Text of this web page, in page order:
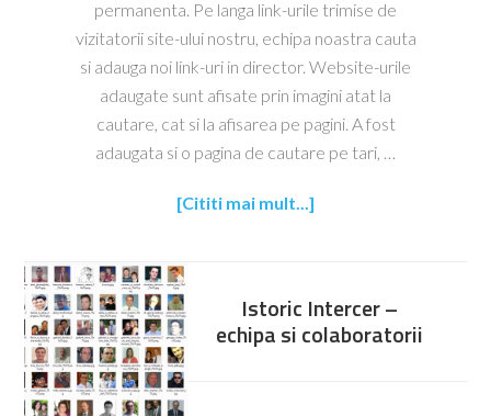
permanenta. Pe langa link-urile trimise de
vizitatorii site-ului nostru, echipa noastra cauta
si adauga noi link-uri in director. Website-urile
adaugate sunt afisate prin imagini atat la
cautare, cat si la afisarea pe pagini. A fost
adaugata si o pagina de cautare pe tari, …
[Cititi mai mult...]
Istoric Intercer –
echipa si colaboratorii